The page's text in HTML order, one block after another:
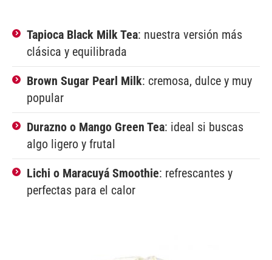
Tapioca Black Milk Tea: nuestra versión más
clásica y equilibrada
Brown Sugar Pearl Milk: cremosa, dulce y muy
popular
Durazno o Mango Green Tea: ideal si buscas
algo ligero y frutal
Lichi o Maracuyá Smoothie: refrescantes y
perfectas para el calor